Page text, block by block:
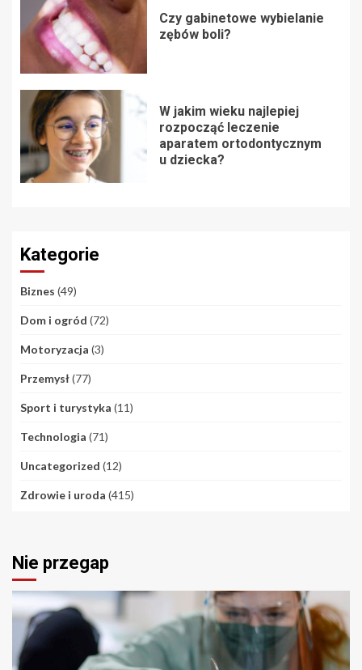
Czy gabinetowe wybielanie
zębów boli?
W jakim wieku najlepiej
rozpocząć leczenie
aparatem ortodontycznym
u dziecka?
Kategorie
Biznes (49)
Dom i ogród (72)
Motoryzacja (3)
Przemysł(77)
Sport i turystyka (11)
Technologia (71)
Uncategorized (12)
Zdrowie i uroda (415)
Nie przegap